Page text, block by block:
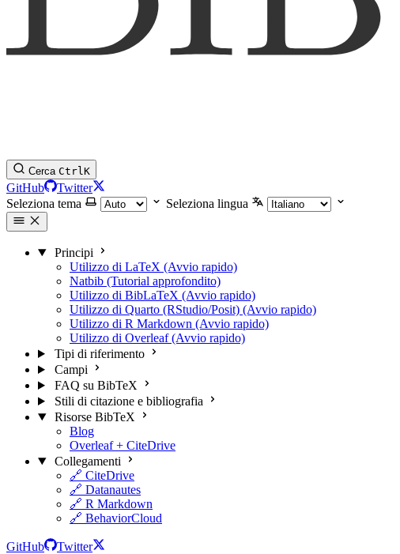
Cerca CtrlK
GitHub
Twitter
Seleziona tema
Seleziona lingua
Principi
Utilizzo di LaTeX (Avvio rapido)
Natbib (Tutorial approfondito)
Utilizzo di BibLaTeX (Avvio rapido)
Utilizzo di Quarto (RStudio/Posit) (Avvio rapido)
Utilizzo di R Markdown (Avvio rapido)
Utilizzo di Overleaf (Avvio rapido)
Tipi di riferimento
Campi
FAQ su BibTeX
Stili di citazione e bibliografia
Risorse BibTeX
Blog
Overleaf + CiteDrive
Collegamenti
🔗 CiteDrive
🔗 Datanautes
🔗 R Markdown
🔗 BehaviorCloud
GitHub
Twitter